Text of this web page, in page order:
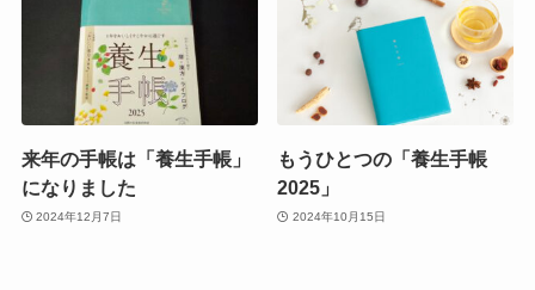
来年の手帳は「養生手帳」
になりました
2024年12月7日
もうひとつの「養生手帳
2025」
2024年10月15日